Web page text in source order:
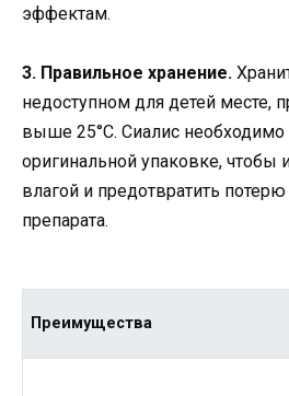
эффектам.
3. Правильное хранение.
недоступном для детей месте,
выше 25°С. Сиалис необходимо
оригинальной упаковке, чтобы
влагой и предотвратить
препарата.
Преимущества